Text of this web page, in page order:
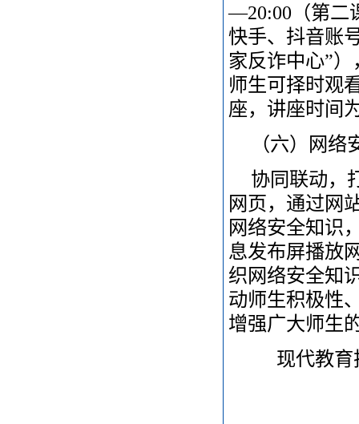
—20:00（第二
快手、抖音账
家反诈中心”
师生可择时观
座，讲座时间
（六）网
协同联动，
网页，通过网
网络安全知识
息发布屏播放
织网络安全知
动师生积极性
增强广大师生
现代教